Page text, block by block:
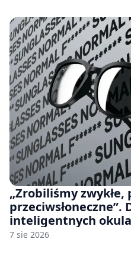
„Zrobiliśmy
przeciwsłoneczne”.
inteligentnych
7 sie 2026